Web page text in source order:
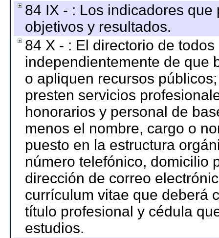
84 IX - : Los indicadores
objetivos y resultados.
84 X - : El directorio de
independientemente de que
o apliquen recursos
presten servicios
honorarios y personal de
menos el nombre, cargo o
puesto en la estructura
número telefónico, domicilio
dirección de correo
currículum vitae que deberá
título profesional y cédula
estudios.